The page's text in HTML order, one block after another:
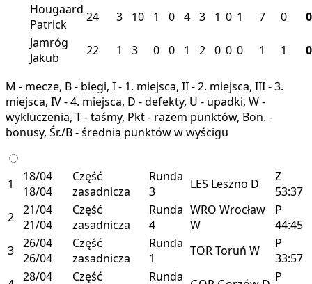
Hougaard
Patrick
24 3 10 1 0 4 3 1 0 1 7 0
Jamróg
Jakub
22 1 3 0 0 1 2 0 0 0 1 1
M - mecze, B - biegi, I - 1. miejsca, II - 2. miejsca, III - 3.
miejsca, IV - 4. miejsca, D - defekty, U - upadki, W -
wykluczenia, T - taśmy, Pkt - razem punktów, Bon. -
bonusy, Śr./B - średnia punktów w wyścigu
1
18/04
18/04
Część
zasadnicza
Runda
3
LES Leszno D
Z
53:37
2 21/04
21/04
Część
zasadnicza
Runda
4
WRO Wrocław
W
P
44:45
3 26/04
26/04
Część
zasadnicza
Runda
1
TORToruń W
P
33:57
28/04
Część
Runda
P